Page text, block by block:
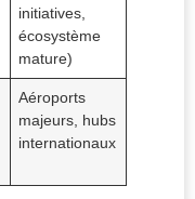
initiatives,
écosystème
mature)
Aéroports
majeurs, hubs
internationaux